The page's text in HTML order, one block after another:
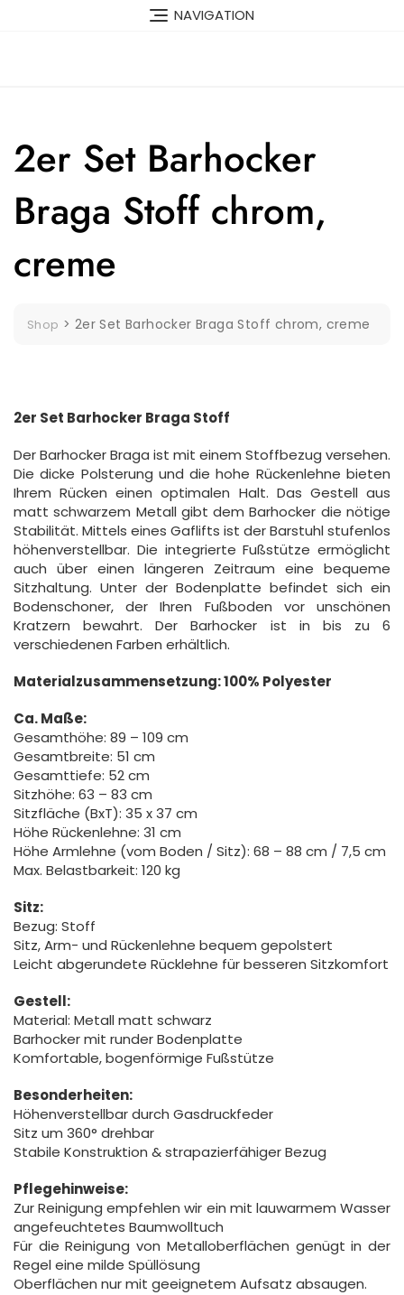
NAVIGATION
2er Set Barhocker
Braga Stoff chrom,
creme
Shop > 2er Set Barhocker Braga Stoff chrom, creme
2er Set Barhocker Braga Stoff
Der Barhocker Braga ist mit einem Stoffbezug versehen.
Die dicke Polsterung und die hohe Rückenlehne bieten
Ihrem Rücken einen optimalen Halt. Das Gestell aus
matt schwarzem Metall gibt dem Barhocker die nötige
Stabilität. Mittels eines Gaflifts ist der Barstuhl stufenlos
höhenverstellbar. Die integrierte Fußstütze ermöglicht
auch über einen längeren Zeitraum eine bequeme
Sitzhaltung. Unter der Bodenplatte befindet sich ein
Bodenschoner, der Ihren Fußboden vor unschönen
Kratzern bewahrt. Der Barhocker ist in bis zu 6
verschiedenen Farben erhältlich.
Materialzusammensetzung: 100% Polyester
Ca. Maße:
Gesamthöhe: 89 – 109 cm
Gesamtbreite: 51 cm
Gesamttiefe: 52 cm
Sitzhöhe: 63 – 83 cm
Sitzfläche (BxT): 35 x 37 cm
Höhe Rückenlehne: 31 cm
Höhe Armlehne (vom Boden / Sitz): 68 – 88 cm / 7,5 cm
Max. Belastbarkeit: 120 kg
Sitz:
Bezug: Stoff
Sitz, Arm- und Rückenlehne bequem gepolstert
Leicht abgerundete Rücklehne für besseren Sitzkomfort
Gestell:
Material: Metall matt schwarz
Barhocker mit runder Bodenplatte
Komfortable, bogenförmige Fußstütze
Besonderheiten:
Höhenverstellbar durch Gasdruckfeder
Sitz um 360° drehbar
Stabile Konstruktion & strapazierfähiger Bezug
Pflegehinweise:
Zur Reinigung empfehlen wir ein mit lauwarmem Wasser
angefeuchtetes Baumwolltuch
Für die Reinigung von Metalloberflächen genügt in der
Regel eine milde Spüllösung
Oberflächen nur mit geeignetem Aufsatz absaugen.